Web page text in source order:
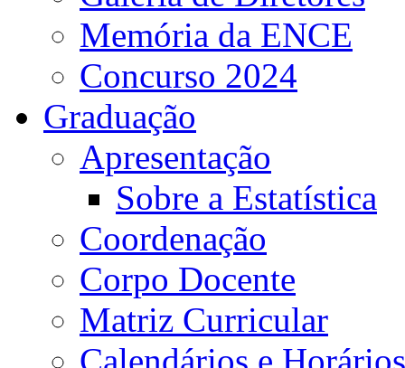
Memória da ENCE
Concurso 2024
Graduação
Apresentação
Sobre a Estatística
Coordenação
Corpo Docente
Matriz Curricular
Calendários e Horários